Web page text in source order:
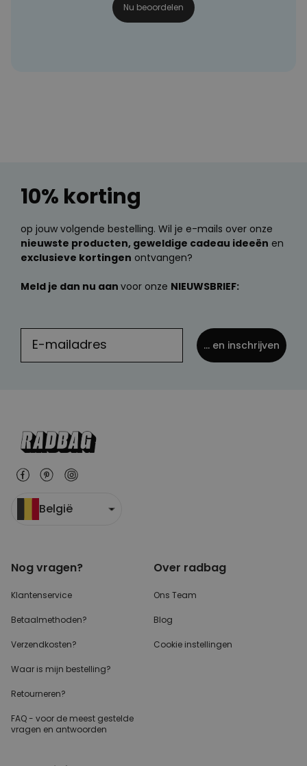
Nu beoordelen
10% korting
op jouw volgende bestelling. Wil je e-mails over onze
nieuwste producten, geweldige cadeau ideeën en
exclusieve kortingen ontvangen?
Meld je dan nu aan voor onze NIEUWSBRIEF:
... en inschrijven
België
Nog vragen?
Klantenservice
Betaalmethoden?
Verzendkosten?
Waar is mijn bestelling?
Retourneren?
FAQ - voor de meest gestelde
vragen en antwoorden
Over radbag
Ons Team
Blog
Cookie instellingen